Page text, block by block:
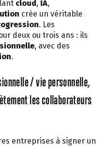
cloud, IA,
crée un véritable
. Les
deux ou trois ans : ils
, avec des
.
/ vie personnelle,
les collaborateurs
entreprises à signer un